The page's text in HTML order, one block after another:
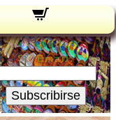
Novedades:
Su Email:
Subscribirse